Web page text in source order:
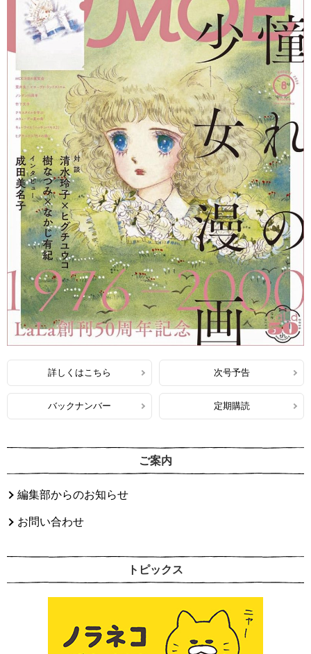
詳しくはこちら 次号予告
バックナンバー 定期購読
ご案内
編集部からのお知らせ
お問い合わせ
トピックス